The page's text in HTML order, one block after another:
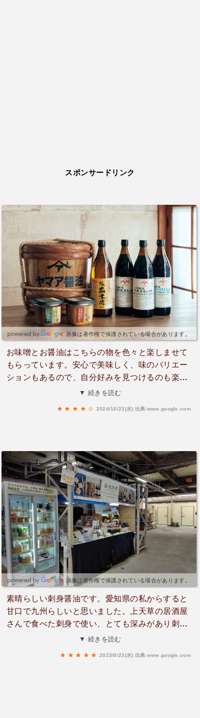
スポンサードリンク
画像は著作権で保護されている場合があります。
お味噌とお醤油はこちらの物を色々と楽しませて
もらっています。安心で美味しく、味のバリエー
ションもあるので、自分好みを見つけるのも楽し
いと思います。『松合便り』というのを定期的に
▼ 続きを読む
2024/10/23(水) 出典:www.google.com
画像は著作権で保護されている場合があります。
素晴らしい刺身醤油です。愛知県の私からすると
甘口で九州らしいと思いました。上天草の居酒屋
さんで食べた刺身で使い、とても深みがあり刺身
を引き立ててくれたので欲しくなりました。しか
▼ 続きを読む
2023/8/23(水) 出典:www.google.com